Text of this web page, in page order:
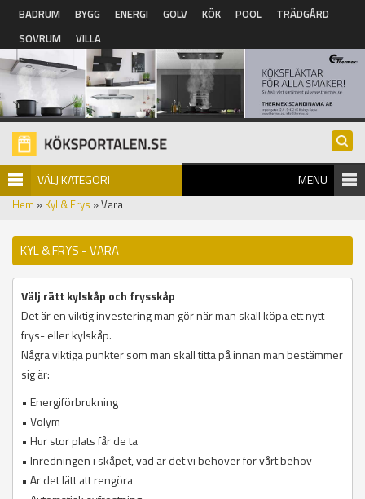
Hoppa till huvudinnehåll
BADRUM BYGG ENERGI GOLV KÖK POOL
TRÄDGÅRD
SOVRUM
VILLA
VÄLJ KATEGORI MENU
Hem » Kyl & Frys » Vara
KYL & FRYS - VARA
Välj rätt kylskåp och frysskåp
Det är en viktig investering man gör när man skall köpa ett nytt
frys- eller kylskåp.
Några viktiga punkter som man skall titta på innan man bestämmer
sig är:
• Energiförbrukning
• Volym
• Hur stor plats får de ta
• Inredningen i skåpet, vad är det vi behöver för vårt behov
• Är det lätt att rengöra